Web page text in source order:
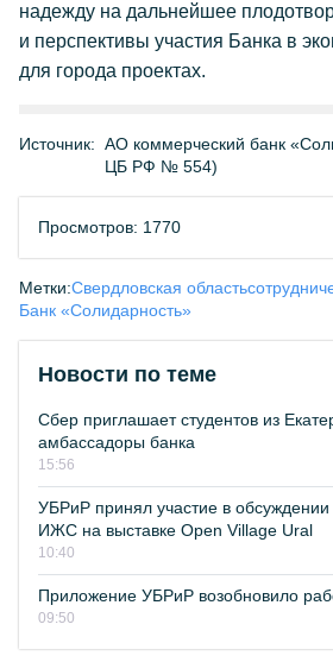
надежду на дальнейшее
и перспективы участия Банка в
для города проектах.
Источник: АО коммерческий банк
ЦБ РФ № 554)
Просмотров: 1770
Метки:Свердловская область
Банк «Солидарность»
Новости по теме
Сбер приглашает студентов из
амбассадоры банка
15:56
УБРиР принял участие в обсуждении
ИЖС на выставке Open Village Ural
10:40
Приложение УБРиР возобновило
09:50